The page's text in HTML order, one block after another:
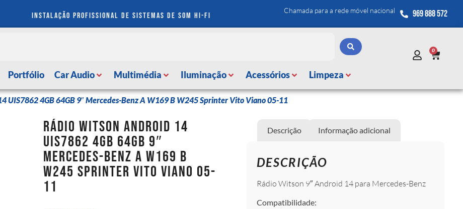
instalação profissional de sistemas de som hi-fi
Chamada para a rede móvel nacional 969 888 572
Portfólio Car Audio Multimédia Iluminação Acessórios Limpeza
0
UIS7862 4GB 64GB 9″ Mercedes-Benz A W169 B W245 Sprinter Vito Viano 05-11
Rádio Witson Android 14
UIS7862 4GB 64GB 9″
Mercedes-Benz A W169 B
W245 Sprinter Vito Viano 05-
11
Descrição Informação adicional
DESCRIÇÃO
Rádio Witson 9″ Android 14 para Mercedes-Benz
Compatibilidade: